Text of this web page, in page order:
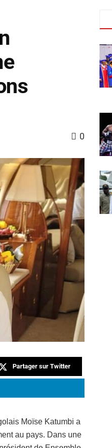
0
Partager sur Twitter
Moïse Katumbi a
au pays. Dans une